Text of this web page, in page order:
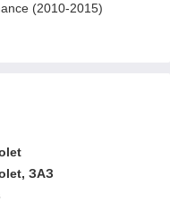
(2010-2015)
ЗАЗ